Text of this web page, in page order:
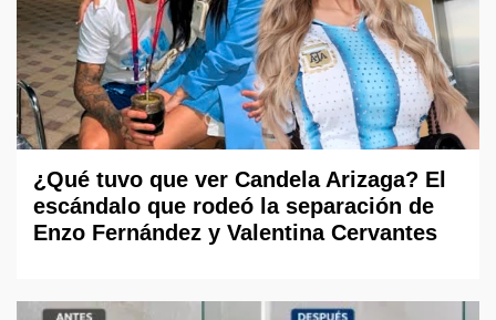
¿Qué tuvo que ver Candela Arizaga? El
escándalo que rodeó la separación de
Enzo Fernández y Valentina Cervantes